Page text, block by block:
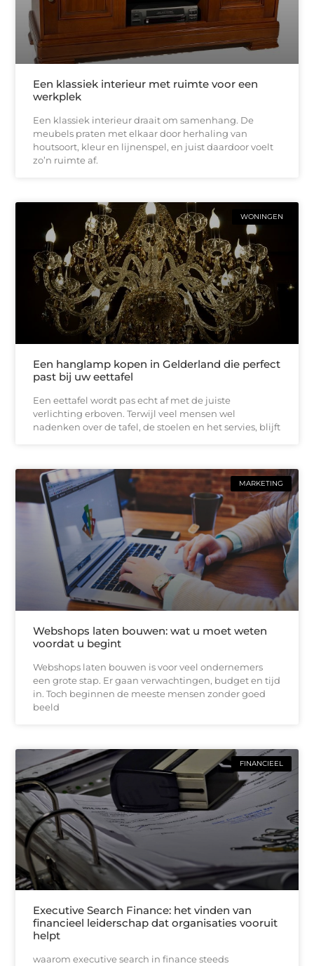
Een klassiek interieur met ruimte voor een
werkplek
Een klassiek interieur draait om samenhang. De
meubels praten met elkaar door herhaling van
houtsoort, kleur en lijnenspel, en juist daardoor voelt
zo’n ruimte af.
WONINGEN
Een hanglamp kopen in Gelderland die perfect
past bij uw eettafel
Een eettafel wordt pas echt af met de juiste
verlichting erboven. Terwijl veel mensen wel
nadenken over de tafel, de stoelen en het servies, blijft
MARKETING
Webshops laten bouwen: wat u moet weten
voordat u begint
Webshops laten bouwen is voor veel ondernemers
een grote stap. Er gaan verwachtingen, budget en tijd
in. Toch beginnen de meeste mensen zonder goed
beeld
FINANCIEEL
Executive Search Finance: het vinden van
financieel leiderschap dat organisaties vooruit
helpt
waarom executive search in finance steeds